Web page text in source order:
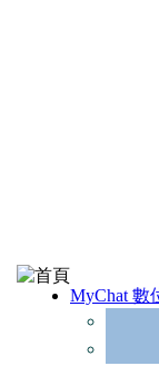
MyChat 數